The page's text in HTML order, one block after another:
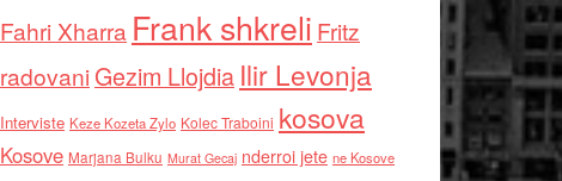
Fahri Xharra Frank shkreli Fritz
radovaniGezim Llojdia Ilir Levonja
Interviste Keze Kozeta Zylo Kolec Traboini kosova
Kosove Marjana Bulku Murat Gecaj nderroi jete ne Kosove